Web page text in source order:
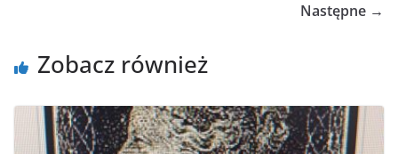
Następne →
Zobacz również